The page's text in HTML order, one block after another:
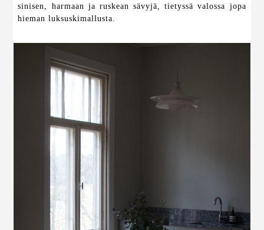
sinisen, harmaan ja ruskean sävyjä, tietyssä valossa jopa
hieman luksuskimallusta.